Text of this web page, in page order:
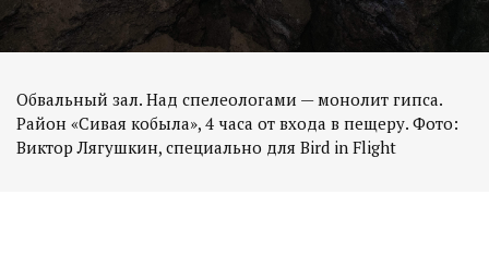
Обвальный зал. Над спелеологами — монолит гипса.
Район «Сивая кобыла», 4 часа от входа в пещеру. Фото:
Виктор Лягушкин, специально для Bird in Flight